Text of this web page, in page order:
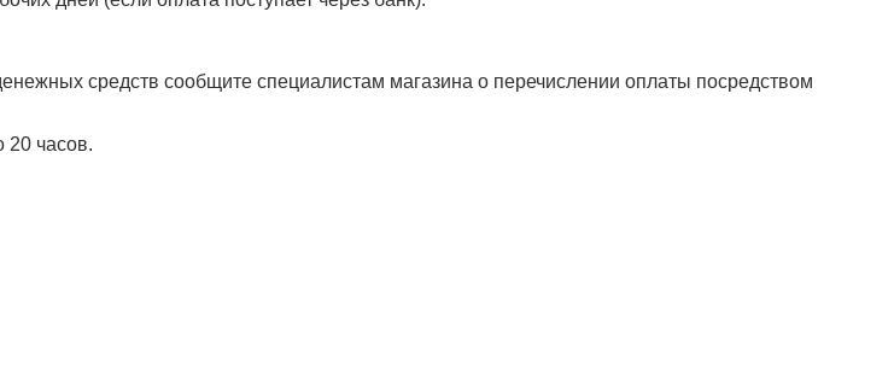
средств сообщите специалистам магазина о перечислении оплаты посредством
20 часов.